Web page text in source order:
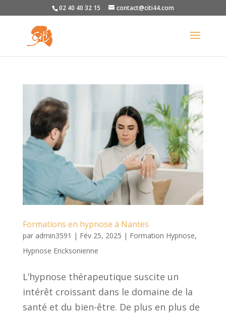
02 40 40 32 15 contact@citi44.com
Formations en hypnose à Nantes
par admin3591 | Fév 25, 2025 | Formation Hypnose,
Hypnose Ericksonienne
L’hypnose thérapeutique suscite un
intérêt croissant dans le domaine de la
santé et du bien-être. De plus en plus de